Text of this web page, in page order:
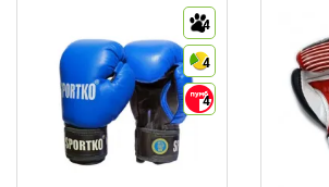
4
4
4